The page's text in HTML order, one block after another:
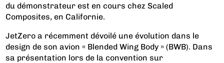
du démonstrateur est en cours chez Scaled
Composites, en Californie.
JetZero a récemment dévoilé une évolution dans le
design de son avion « Blended Wing Body » (BWB). Dans
sa présentation lors de la convention sur